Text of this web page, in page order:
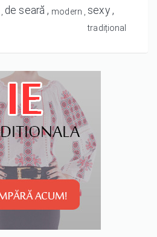
de seară modern sexy
tradițional